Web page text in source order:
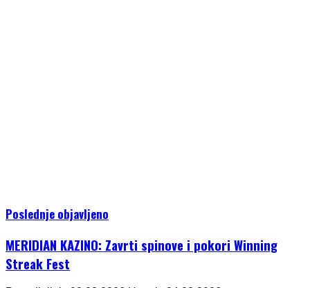
Poslednje objavljeno
MERIDIAN KAZINO: Zavrti spinove i pokori Winning
Streak Fest